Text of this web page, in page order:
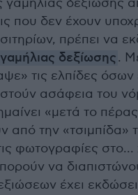
γαμήλιας δεξίωσης
που δεν έχουν
πρέπει να
γαμήλιας δεξίωσης.
τις ελπίδες όσων
ασάφεια του
«μετά το
από την «τσιμπίδα»
φωτογραφίες στο...
να
έχει εκδώσει